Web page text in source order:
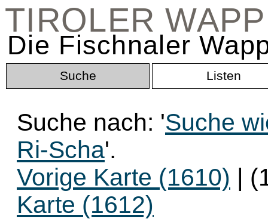
TIROLER
Die Fischnaler
Suche Listen
Suche nach: 'Suche
Ri-Scha'.
Vorige Karte (1610) |
Karte (1612)